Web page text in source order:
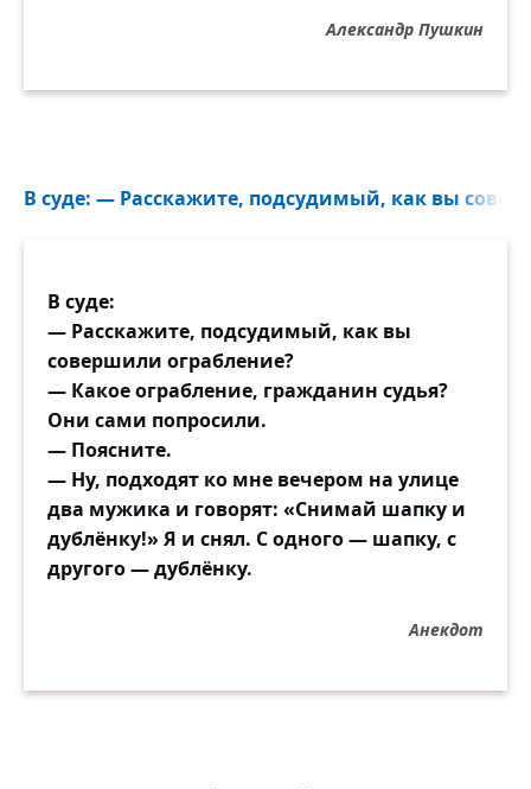
Александр Пушкин
В суде: — Расскажите, подсудимый, как вы
В суде:
— Расскажите, подсудимый, как вы
совершили ограбление?
— Какое ограбление, гражданин судья?
Они сами попросили.
— Поясните.
— Ну, подходят ко мне вечером на улице
два мужика и говорят: «Снимай шапку и
дублёнку!» Я и снял. С одного — шапку, с
другого — дублёнку.
Анекдот